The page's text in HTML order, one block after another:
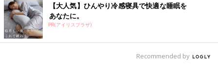
【大人気】ひんやり冷感寝具で快適な睡眠を
あなたに。
PR(アイリスプラザ)
Recommended by